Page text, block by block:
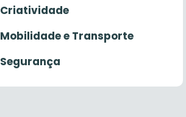
Criatividade
Mobilidade e Transporte
Segurança